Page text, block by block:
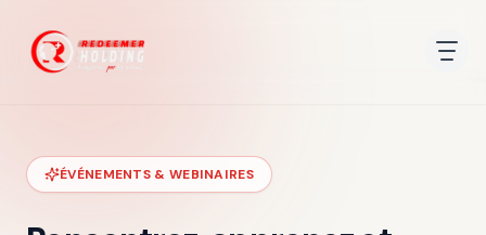
ÉVÉNEMENTS & WEBINAIRES